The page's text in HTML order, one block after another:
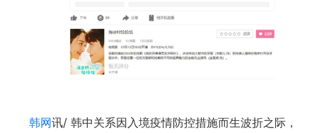
韩网讯/ 韩中关系因入境疫情防控措施而生波折之际，